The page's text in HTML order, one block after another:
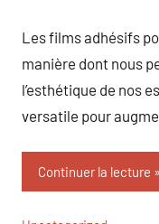
Les films adhésifs
manière dont nous
l’esthétique de nos
versatile pour
Continuer la lecture